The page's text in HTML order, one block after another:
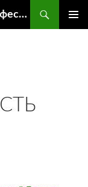
Архитектор Сергей Алексеев, Профессор кафедры ИА и АР ААИ ЮФУ